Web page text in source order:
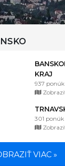
KRAJ
937 ponúk
301 ponúk
VIAC »